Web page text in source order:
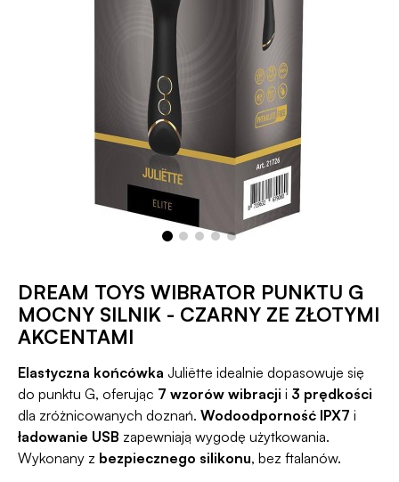
DREAM TOYS WIBRATOR PUNKTU G
MOCNY SILNIK - CZARNY ZE ZŁOTYMI
AKCENTAMI
Elastyczna końcówka Juliëtte idealnie dopasowuje się
do punktu G, oferując 7 wzorów wibracji i 3 prędkości
dla zróżnicowanych doznań. Wodoodporność IPX7 i
ładowanie USB zapewniają wygodę użytkowania.
Wykonany z bezpiecznego silikonu, bez ftalanów.